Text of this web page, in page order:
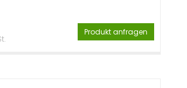
Produkt anfragen